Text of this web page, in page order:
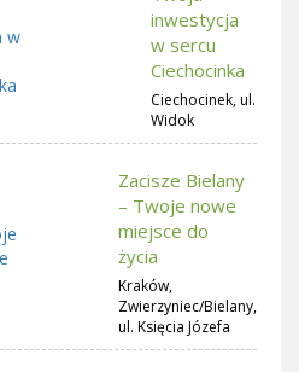
inwestycja
w sercu
Ciechocinka
Ciechocinek, ul.
Widok
Zacisze Bielany
– Twoje nowe
miejsce do
życia
Kraków,
Zwierzyniec/Bielany,
ul. Księcia Józefa